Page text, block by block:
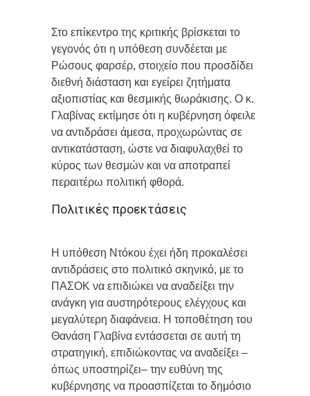
Στο επίκεντρο της κριτικής βρίσκεται το
γεγονός ότι η υπόθεση συνδέεται με
Ρώσους φαρσέρ, στοιχείο που προσδίδει
διεθνή διάσταση και εγείρει ζητήματα
αξιοπιστίας και θεσμικής θωράκισης. Ο κ.
Γλαβίνας εκτίμησε ότι η κυβέρνηση όφειλε
να αντιδράσει άμεσα, προχωρώντας σε
αντικατάσταση, ώστε να διαφυλαχθεί το
κύρος των θεσμών και να αποτραπεί
περαιτέρω πολιτική φθορά.
Πολιτικές προεκτάσεις
Η υπόθεση Ντόκου έχει ήδη προκαλέσει
αντιδράσεις στο πολιτικό σκηνικό, με το
ΠΑΣΟΚ να επιδιώκει να αναδείξει την
ανάγκη για αυστηρότερους ελέγχους και
μεγαλύτερη διαφάνεια. Η τοποθέτηση του
Θανάση Γλαβίνα εντάσσεται σε αυτή τη
στρατηγική, επιδιώκοντας να αναδείξει –
όπως υποστηρίζει– την ευθύνη της
κυβέρνησης να προασπίζεται το δημόσιο